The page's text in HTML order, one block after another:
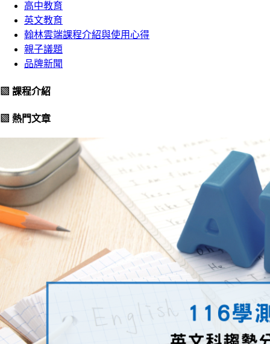
高中教育
英文教育
翰林雲端課程介紹與使用心得
親子議題
品牌新聞
▧ 課程介紹
▧ 熱門文章